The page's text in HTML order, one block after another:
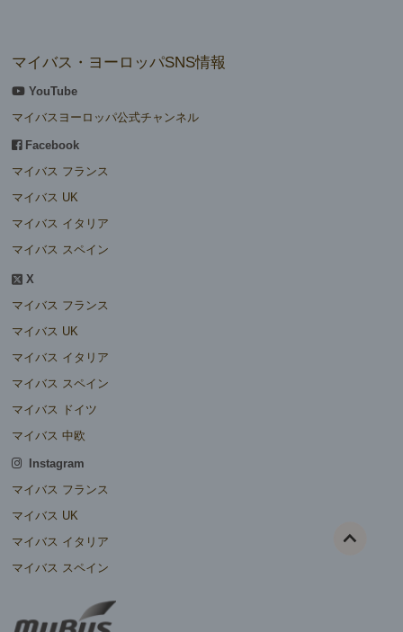
マイバス・ヨーロッパSNS情報
YouTube
マイバスヨーロッパ公式チャンネル
Facebook
マイバス フランス
マイバス UK
マイバス イタリア
マイバス スペイン
X
マイバス フランス
マイバス UK
マイバス イタリア
マイバス スペイン
マイバス ドイツ
マイバス 中欧
Instagram
マイバス フランス
マイバス UK
マイバス イタリア
マイバス スペイン